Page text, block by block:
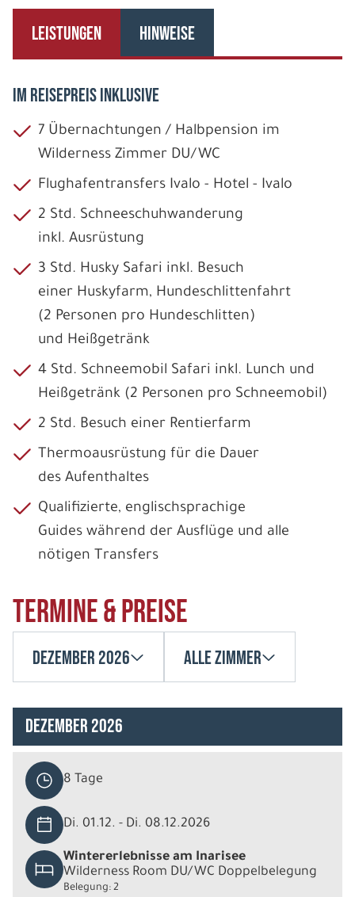
LEISTUNGEN HINWEISE
IM REISEPREIS INKLUSIVE
7 Übernachtungen / Halbpension im
Wilderness Zimmer DU/WC
Flughafentransfers Ivalo - Hotel - Ivalo
2 Std. Schneeschuhwanderung
inkl. Ausrüstung
3 Std. Husky Safari inkl. Besuch
einer Huskyfarm, Hundeschlittenfahrt
(2 Personen pro Hundeschlitten)
und Heißgetränk
4 Std. Schneemobil Safari inkl. Lunch und
Heißgetränk (2 Personen pro Schneemobil)
2 Std. Besuch einer Rentierfarm
Thermoausrüstung für die Dauer
des Aufenthaltes
Qualifizierte, englischsprachige
Guides während der Ausflüge und alle
nötigen Transfers
Termine & Preise
Dezember 2026 Alle Zimmer
Dezember 2026
8 Tage
Di. 01.12. - Di. 08.12.2026
Wintererlebnisse am Inarisee
Wilderness Room DU/WC Doppelbelegung
Belegung: 2